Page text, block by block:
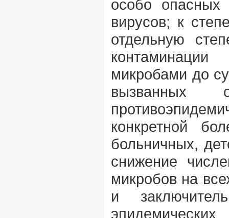
особо
вирусов; к
отдельную
микробами до
вызванных
конкретной
больничных,
снижение
микробов на
и